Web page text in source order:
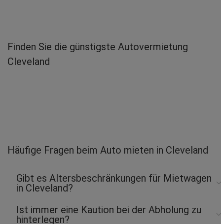
Finden Sie die günstigste Autovermietung
Cleveland
Häufige Fragen beim Auto mieten in Cleveland
Gibt es Altersbeschränkungen für Mietwagen
in Cleveland?
Ist immer eine Kaution bei der Abholung zu
hinterlegen?